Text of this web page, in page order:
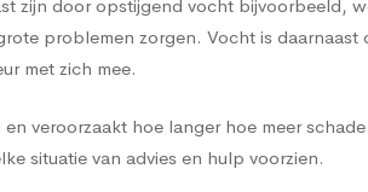
zijn door opstijgend vocht bijvoorbeeld,
problemen zorgen. Vocht is
met zich mee.
veroorzaakt hoe langer hoe meer
situatie van advies en hulp voorzien.